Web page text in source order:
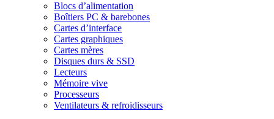
Blocs d’alimentation
Boîtiers PC & barebones
Cartes d’interface
Cartes graphiques
Cartes mères
Disques durs & SSD
Lecteurs
Mémoire vive
Processeurs
Ventilateurs & refroidisseurs